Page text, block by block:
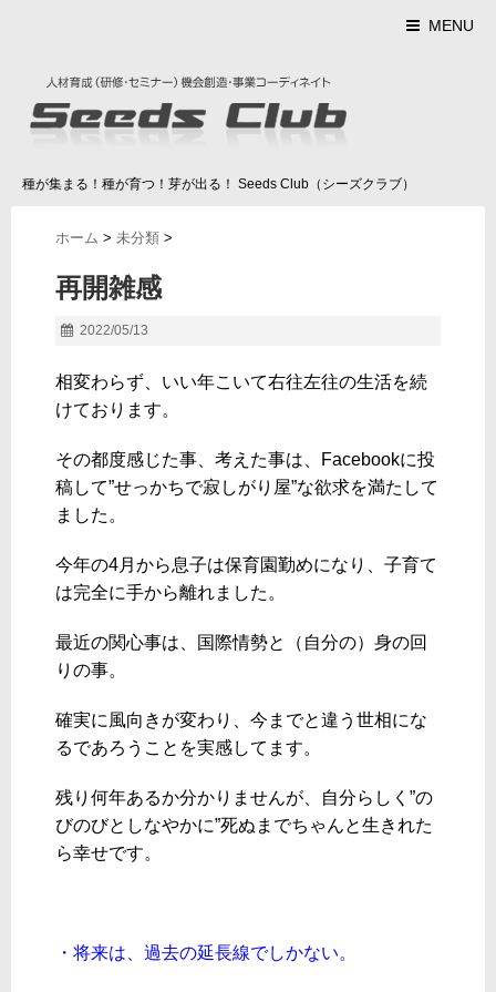
MENU
種が集まる！種が育つ！芽が出る！ Seeds Club（シーズクラブ）
ホーム > 未分類 >
再開雑感
2022/05/13
相変わらず、いい年こいて右往左往の生活を続
けております。
その都度感じた事、考えた事は、Facebookに投
稿して”せっかちで寂しがり屋”な欲求を満たして
ました。
今年の4月から息子は保育園勤めになり、子育て
は完全に手から離れました。
最近の関心事は、国際情勢と（自分の）身の回
りの事。
確実に風向きが変わり、今までと違う世相にな
るであろうことを実感してます。
残り何年あるか分かりませんが、自分らしく”の
びのびとしなやかに”死ぬまでちゃんと生きれた
ら幸せです。
・将来は、過去の延長線でしかない。